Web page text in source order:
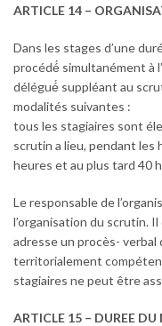
ARTICLE 14 –
Dans les stages d’une
procédé́ simultanément à
délégué́ suppléant au
modalités suivantes :
tous les stagiaires sont
scrutin a lieu, pendant les
heures et au plus tard 40
Le responsable de
l’organisation du scrutin.
adresse un procès-
territorialement
stagiaires ne peut être
ARTICLE 15 – DUREE